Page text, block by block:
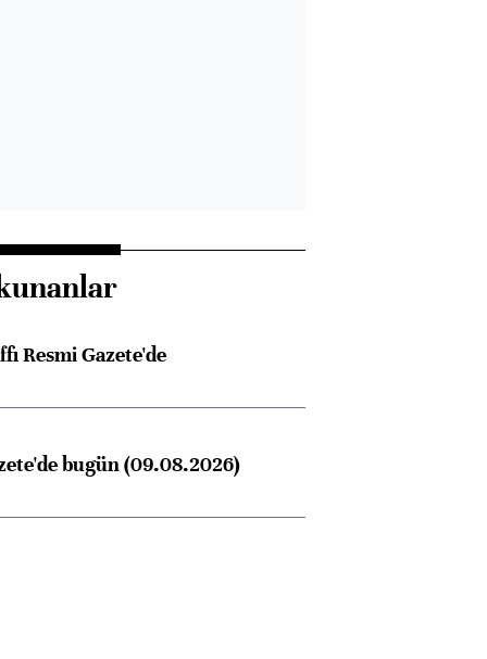
Resmi Gazete'de
bugün (09.08.2026)